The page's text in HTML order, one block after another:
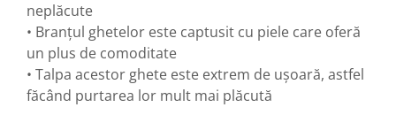
neplăcute
• Branțul ghetelor este captusit cu piele care oferă
un plus de comoditate
• Talpa acestor ghete este extrem de ușoară, astfel
făcând purtarea lor mult mai plăcută